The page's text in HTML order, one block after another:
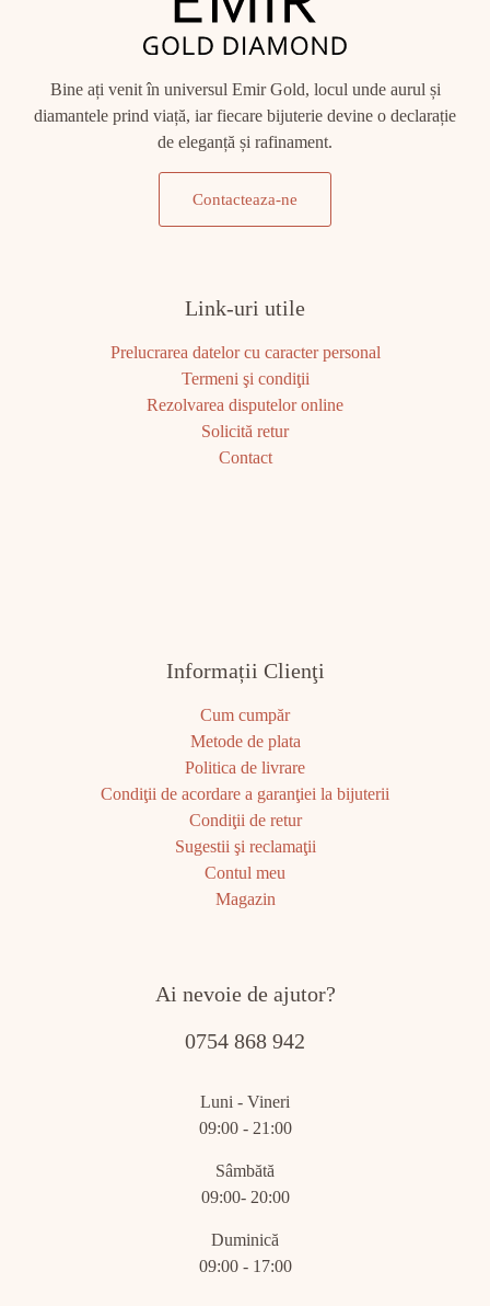
Bine ați venit în universul Emir Gold, locul unde aurul și
diamantele prind viață, iar fiecare bijuterie devine o declarație
de eleganță și rafinament.
Contacteaza-ne
Link-uri utile
Prelucrarea datelor cu caracter personal
Termeni şi condiţii
Rezolvarea disputelor online
Solicită retur
Contact
Informații Clienţi
Cum cumpăr
Metode de plata
Politica de livrare
Condiţii de acordare a garanţiei la bijuterii
Condiţii de retur
Sugestii şi reclamaţii
Contul meu
Magazin
Ai nevoie de ajutor?
0754 868 942
Luni - Vineri
09:00 - 21:00
Sâmbătă
09:00- 20:00
Duminică
09:00 - 17:00